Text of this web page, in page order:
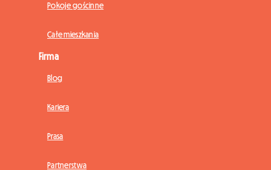
Pokoje gościnne
Całe mieszkania
Firma
Blog
Kariera
Prasa
Partnerstwa